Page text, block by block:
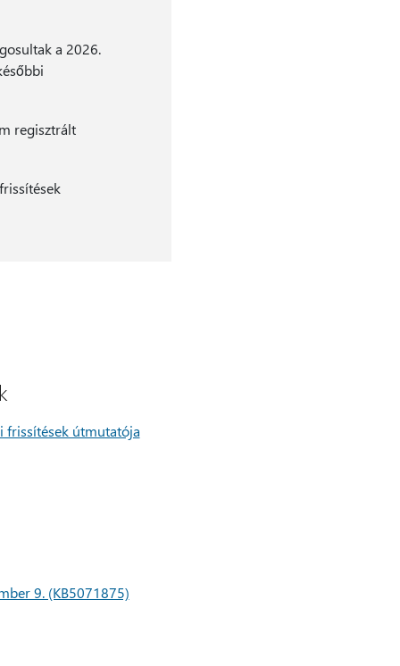
a 2026.
regisztrált
frissítések útmutatója
9. (KB5071875)